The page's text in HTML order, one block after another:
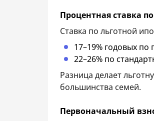
Процентная ставка
Ставка по льготной
17–19% годовых
22–26% по
Разница делает
большинства семей.
Первоначальный